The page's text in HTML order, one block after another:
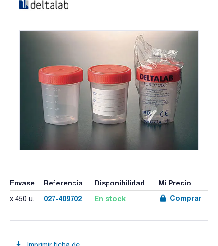
Envase Referencia Disponibilidad Mi Precio
x 450 u. 027-409702 En stock Comprar
Imprimir ficha de